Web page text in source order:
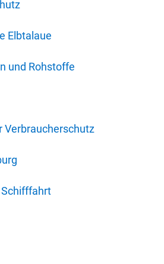
Elbtalaue
und Rohstoffe
Verbraucherschutz